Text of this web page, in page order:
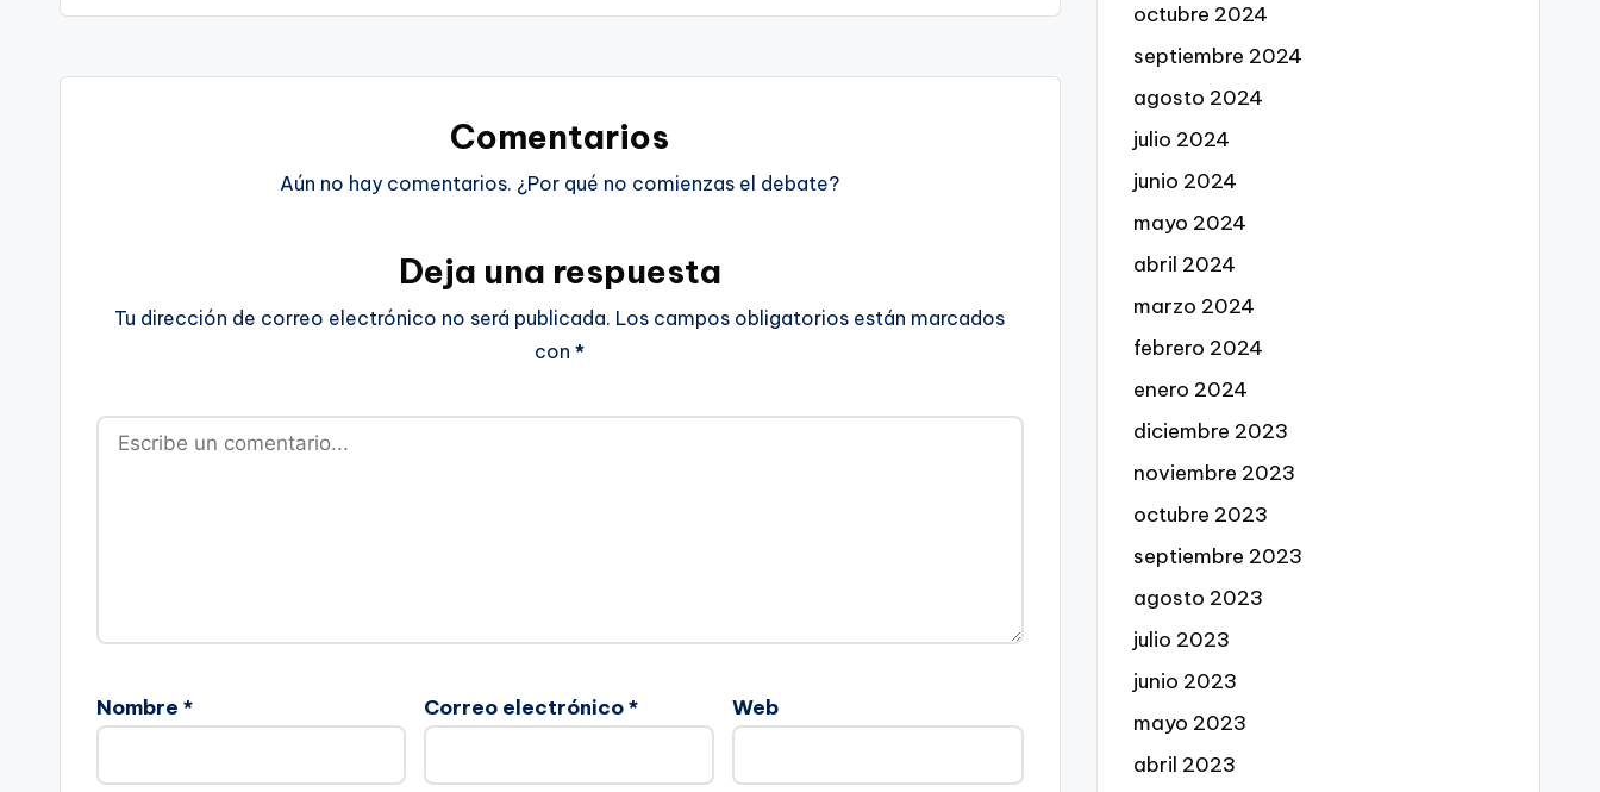
Comentarios
Aún no hay comentarios. ¿Por qué no comienzas el debate?
Deja una respuesta
Tu dirección de correo electrónico no será publicada. Los campos obligatorios están marcados
con*
Nombre * Correo electrónico* Web
octubre 2024
septiembre 2024
agosto 2024
julio 2024
junio 2024
mayo 2024
abril 2024
marzo 2024
febrero 2024
enero 2024
diciembre 2023
noviembre 2023
octubre 2023
septiembre 2023
agosto 2023
julio 2023
junio 2023
mayo 2023
abril 2023